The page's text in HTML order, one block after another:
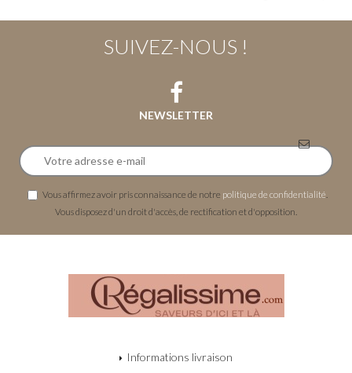
SUIVEZ-NOUS !
NEWSLETTER
Vous affirmez avoir pris connaissance de notre politique de confidentialité
Vous disposez d'un droit d'accès, de rectification et d'opposition.
Informations livraison